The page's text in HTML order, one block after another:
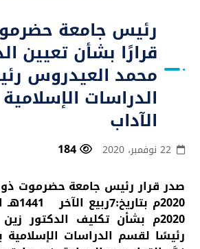
رئيس جامعة
قرارًا بشأن تعيين
محمد العيدروس
الدراسات
الآداب
22 نوفمبر، 2020
184
2020م بشأن تكليف الدكتور
رئيسًا لقسم الدراسات الإسلامية